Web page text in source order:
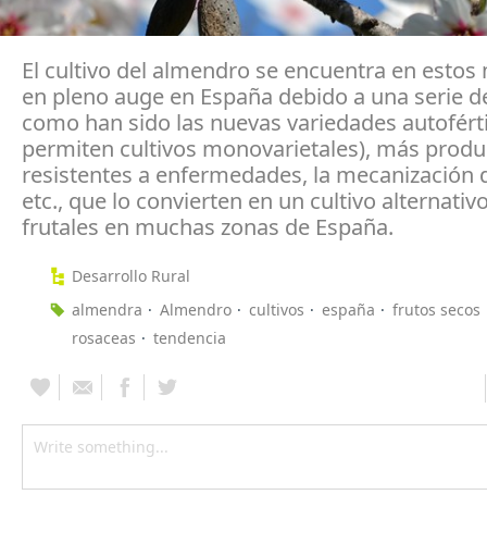
El cultivo del almendro se encuentra en
en pleno auge en España debido a una serie
como han sido las nuevas variedades
permiten cultivos monovarietales), más
resistentes a enfermedades, la mecanización
etc., que lo convierten en un cultivo
frutales en muchas zonas de España.
Desarrollo Rural
almendra
Almendro cultivos españa
frutos secos
rosaceas
tendencia